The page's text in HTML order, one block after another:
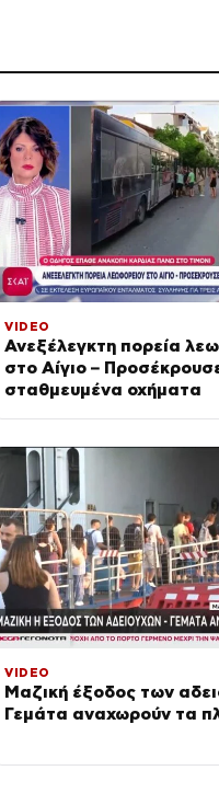
VIDEO
Ανεξέλεγκτη πορεία
στο Αίγιο –
σταθμευμένα οχήματα
VIDEO
Μαζική έξοδος των
Γεμάτα αναχωρούν τα